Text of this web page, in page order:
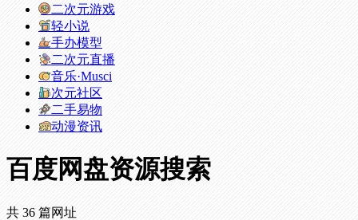
二次元游戏
轻小说
手办模型
二次元直播
音乐·Musci
次元社区
二手易物
动漫资讯
百度网盘资源搜索
共 36 篇网址